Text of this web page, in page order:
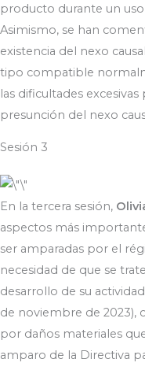
producto durante un
Asimismo, se han
existencia del nexo
tipo compatible
las dificultades
presunción del nexo
Sesión 3
En la tercera sesión,
aspectos más
ser amparadas por el
necesidad de que se
desarrollo de su
de noviembre de 2023),
por daños materiales
amparo de la Directiva